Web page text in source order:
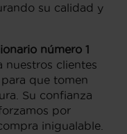
su calidad y
número 1
nuestros clientes
que tomen
Su confianza
por
inigualable.